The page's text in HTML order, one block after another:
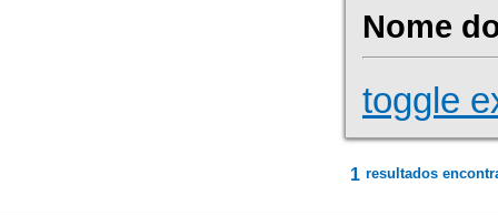
Nome
toggle
1 resultados